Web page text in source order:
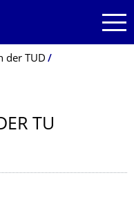
der TUD
TU